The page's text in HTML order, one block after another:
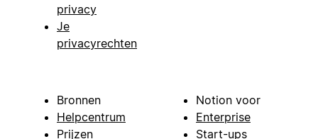
privacy
Je
privacyrechten
Bronnen
Helpcentrum
Prijzen
Notion voor
Enterprise
Start-ups